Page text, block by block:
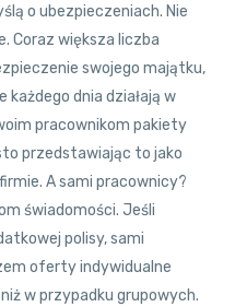
o ubezpieczeniach. Nie
Coraz większa liczba
swojego majątku,
dnia działają w
pracownikom pakiety
przedstawiając to jako
A sami pracownicy?
świadomości. Jeśli
polisy, sami
oferty indywidualne
w przypadku grupowych.